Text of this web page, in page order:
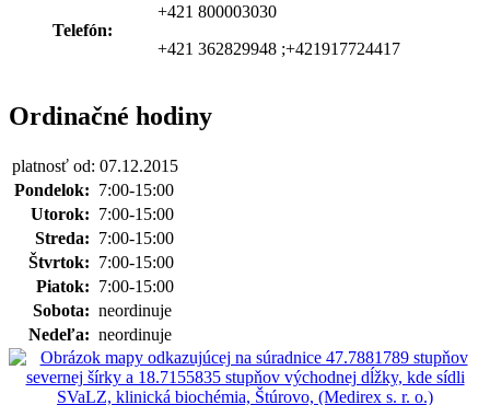
Telefón:
+421 800003030
+421 362829948 ;+421917724417
Ordinačné hodiny
platnosť od: 07.12.2015
Pondelok: 7:00-15:00
Utorok: 7:00-15:00
Streda: 7:00-15:00
Štvrtok: 7:00-15:00
Piatok: 7:00-15:00
Sobota: neordinuje
Nedeľa: neordinuje